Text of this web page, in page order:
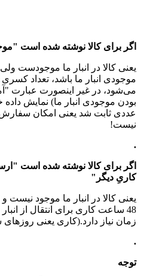
اگر برای کالا نوشته شده است
یعنی کالا در انبار ما موجودست
موجودی انبار ما باشد، تعداد
می‌شود، در غیر اینصورت عبارت
بودن موجودی انبار ما) نمایش
عددی ثابت شد یعنی امکان سفارش
نیست!
.
کاریِ دیگر"
یعنی کالا در انبار ما موجود
48 ساعت کاری برای انتقال از
زمان نیاز دارد.(کاری یعنی روزهای شنبه
.
توجه